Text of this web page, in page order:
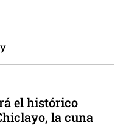
el histórico
la cuna